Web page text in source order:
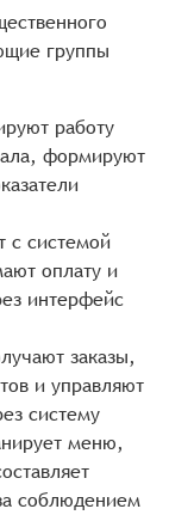
группы
работу
формируют
с системой
оплату и
интерфейс
заказы,
и управляют
систему
меню,
соблюдением